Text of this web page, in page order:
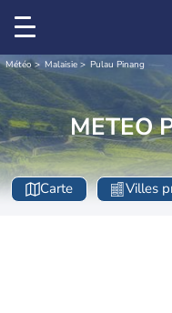
Météo Malaisie Pulau Pinang
METEO
Carte Villes